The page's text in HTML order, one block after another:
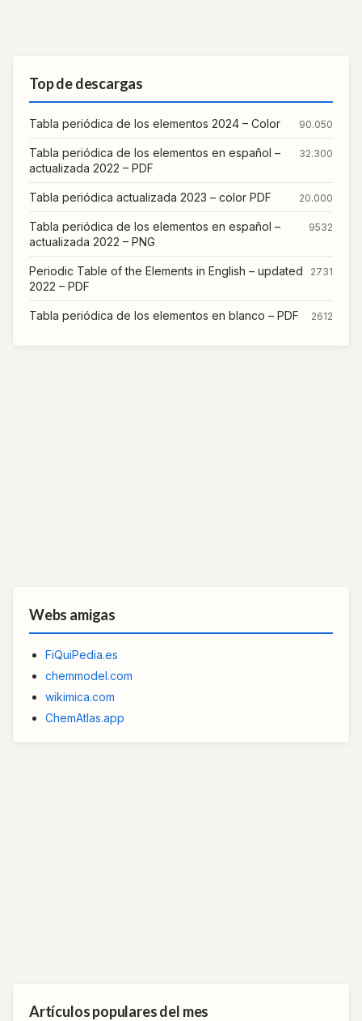
Top de descargas
Tabla periódica de los elementos 2024 – Color 90.050
Tabla periódica de los elementos en español –
actualizada 2022 – PDF
32.300
Tabla periódica actualizada 2023 – color PDF 20.000
Tabla periódica de los elementos en español –
actualizada 2022 – PNG
9532
Periodic Table of the Elements in English – updated
2022 – PDF
2731
Tabla periódica de los elementos en blanco – PDF 2612
Webs amigas
FiQuiPedia.es
chemmodel.com
wikimica.com
ChemAtlas.app
Artículos populares del mes